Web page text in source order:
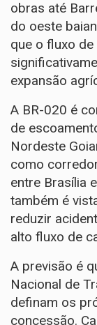
obras até
do oeste
que o fluxo
expansão
A BR-020 é
de
Nordeste
como
entre Brasília
também é
reduzir
alto fluxo de
A previsão é
Nacional de
definam os
concessão.